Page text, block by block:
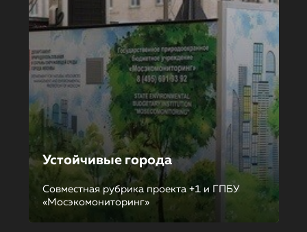
Устойчивые города
Совместная рубрика проекта +1 и ГПБУ
«Мосэкомониторинг»